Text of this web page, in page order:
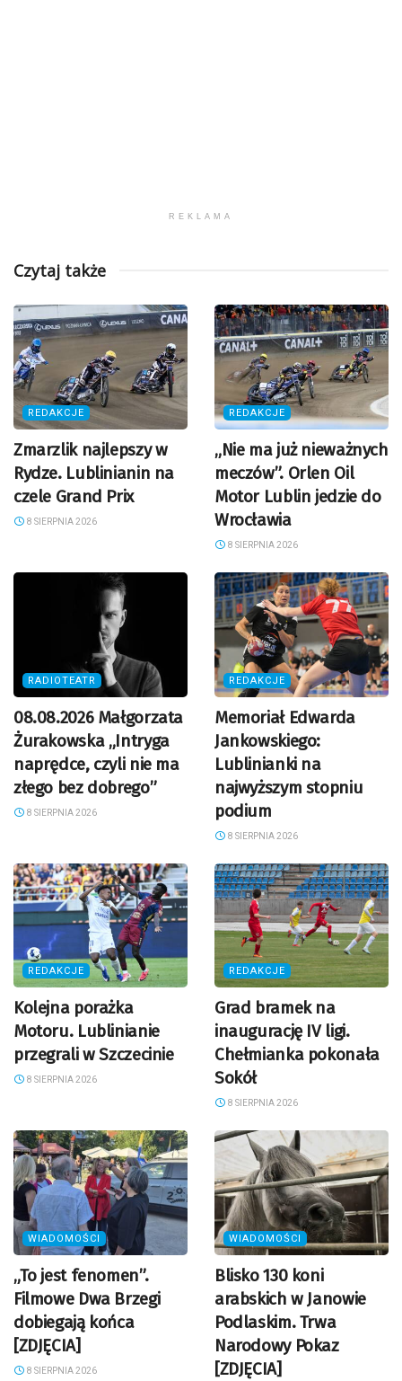
REKLAMA
Czytaj także
REDAKCJE
Zmarzlik najlepszy w
Rydze. Lublinianin na
czele Grand Prix
8 SIERPNIA 2026
REDAKCJE
„Nie ma już nieważnych
meczów”. Orlen Oil
Motor Lublin jedzie do
Wrocławia
8 SIERPNIA 2026
RADIOTEATR
08.08.2026 Małgorzata
Żurakowska „Intryga
naprędce, czyli nie ma
złego bez dobrego”
8 SIERPNIA 2026
REDAKCJE
Memoriał Edwarda
Jankowskiego:
Lublinianki na
najwyższym stopniu
podium
8 SIERPNIA 2026
REDAKCJE
Kolejna porażka
Motoru. Lublinianie
przegrali w Szczecinie
8 SIERPNIA 2026
REDAKCJE
Grad bramek na
inaugurację IV ligi.
Chełmianka pokonała
Sokół
8 SIERPNIA 2026
WIADOMOŚCI
„To jest fenomen”.
Filmowe Dwa Brzegi
dobiegają końca
[ZDJĘCIA]
8 SIERPNIA 2026
WIADOMOŚCI
Blisko 130 koni
arabskich w Janowie
Podlaskim. Trwa
Narodowy Pokaz
[ZDJĘCIA]